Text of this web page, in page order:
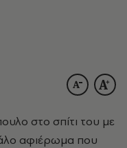
αφιέρωμα που